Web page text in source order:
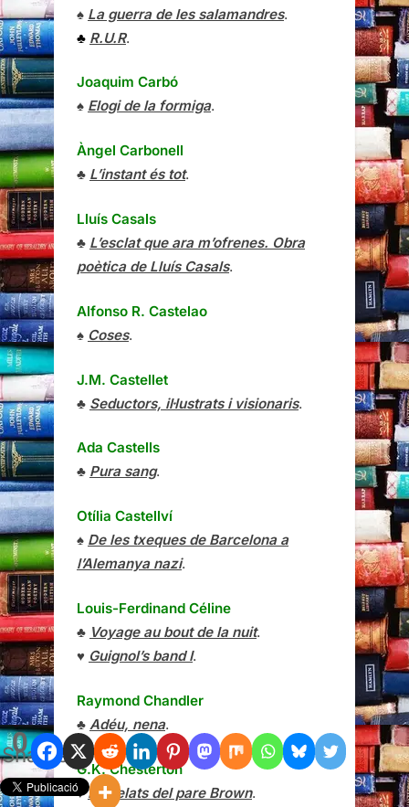
0
Shares
♠ La guerra de les salamandres.
♣ R.U.R.
Joaquim Carbó
♠ Elogi de la formiga.
Àngel Carbonell
♣ L’instant és tot.
Lluís Casals
♣ L’esclat que ara m’ofrenes. Obra
poètica de Lluís Casals.
Alfonso R. Castelao
♠ Coses.
J.M. Castellet
♣ Seductors, il·lustrats i visionaris.
Ada Castells
♣ Pura sang.
Otília Castellví
♠ De les txeques de Barcelona a
l’Alemanya nazi.
Louis-Ferdinand Céline
♣ Voyage au bout de la nuit.
♥ Guignol’s band I.
Raymond Chandler
♣ Adéu, nena.
G.K. Chesterton
♦Els relats del pare Brown.